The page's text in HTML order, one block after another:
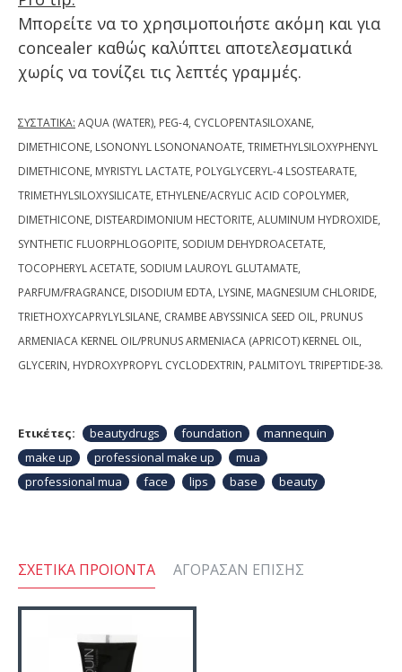
Μπορείτε να το χρησιμοποιήστε ακόμη και για
concealer καθώς καλύπτει αποτελεσματικά
χωρίς να τονίζει τις λεπτές γραμμές.
ΣΥΣΤΑΤΙΚΑ: AQUA (WATER), PEG-4, CYCLOPENTASILOXANE,
DIMETHICONE, LSONONYL LSONONANOATE, TRIMETHYLSILOXYPHENYL
DIMETHICONE, MYRISTYL LACTATE, POLYGLYCERYL-4 LSOSTEARATE,
TRIMETHYLSILOXYSILICATE, ETHYLENE/ACRYLIC ACID COPOLYMER,
DIMETHICONE, DISTEARDIMONIUM HECTORITE, ALUMINUM HYDROXIDE,
SYNTHETIC FLUORPHLOGOPITE, SODIUM DEHYDROACETATE,
TOCOPHERYL ACETATE, SODIUM LAUROYL GLUTAMATE,
PARFUM/FRAGRANCE, DISODIUM EDTA, LYSINE, MAGNESIUM CHLORIDE,
TRIETHOXYCAPRYLYLSILANE, СRАMBЕ ABYSSINICA SEED OIL, PRUNUS
ARMENIACA KERNEL OIL/PRUNUS ARMENIACA (APRICOT) KERNEL OIL,
GLYCERIN, HYDROXYPROPYL CYCLODEXTRIN, PALMITOYL TRIPEPTIDE-38.
Ετικέτες: beautydrugs foundation
mannequin
make up
professional make up
mua
professional mua
face lips base beauty
ΣΧΕΤΙΚΆ ΠΡΟΙΌΝΤΑ ΑΓΌΡΑΣΑΝ ΕΠΊΣΗΣ